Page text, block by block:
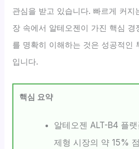
관심을 받고 있습니다. 빠르게 커지
장 속에서 알테오젠이 가진 핵심 경
를 명확히 이해하는 것은 성공적인
입니다.
핵심 요약
알테오젠 ALT-B4 플
제형 시장의 약 15%